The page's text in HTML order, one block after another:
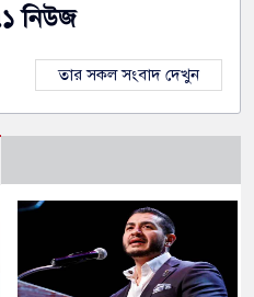
নিউজ
তার সকল সংবাদ দেখুন